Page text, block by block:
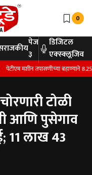
0
राजकीयपेज
३
डिजिटल
एक्स्क्लूजिव
मशीन तपासणीच्या बहाण्याने 8.25
टोळी
आणि पुसेगाव
11 लाख 43